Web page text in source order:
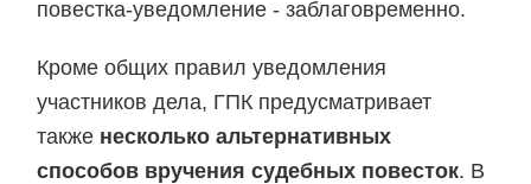
повестка-уведомление - заблаговременно.
Кроме общих правил уведомления
участников дела, ГПК предусматривает
также несколько альтернативных
способов вручения судебных повесток. В